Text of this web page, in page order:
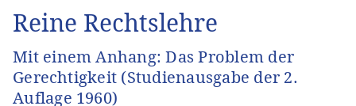
Reine Rechtslehre
Mit einem Anhang: Das Problem der
Gerechtigkeit (Studienausgabe der 2.
Auflage 1960)